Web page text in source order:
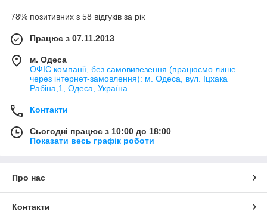
78% позитивних з 58 відгуків за рік
Працює з 07.11.2013
м. Одеса
ОФІС компанії, без самовивезення (працюємо лише
через інтернет-замовлення): м. Одеса, вул. Іцхака
Рабіна,1, Одеса, Україна
Контакти
Сьогодні працює з 10:00 до 18:00
Показати весь графік роботи
Про нас
Контакти